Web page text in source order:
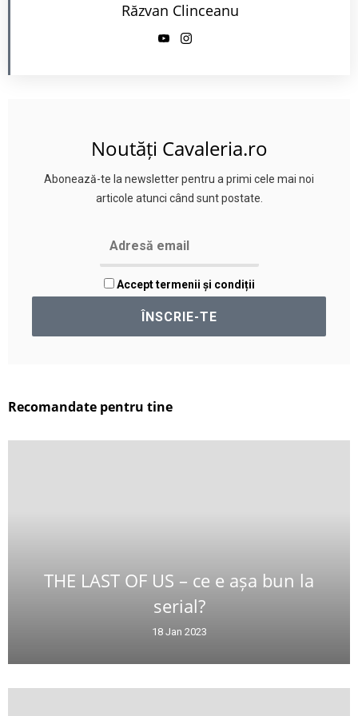
Răzvan Clinceanu
Noutăți Cavaleria.ro
Abonează-te la newsletter pentru a primi cele mai noi
articole atunci când sunt postate.
Accept termenii și condiții
Recomandate pentru tine
THE LAST OF US – ce e așa bun la
serial?
18 Jan 2023